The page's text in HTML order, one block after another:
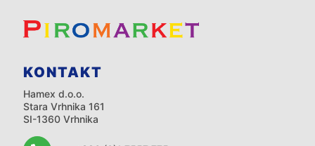
KONTAKT
Hamex d.o.o.
Stara Vrhnika 161
SI-1360 Vrhnika